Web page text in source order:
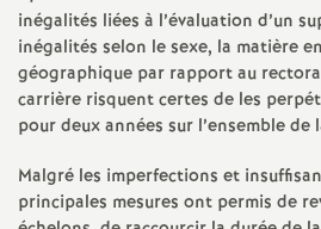
inégalités liées à l’évaluation d’un
inégalités selon le sexe, la matière
géographique par rapport au
carrière risquent certes de les
pour deux années sur l’ensemble de
Malgré les imperfections et
principales mesures ont permis de